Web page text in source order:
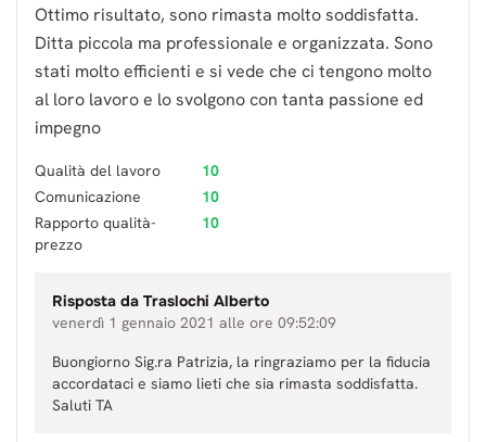
Ottimo risultato, sono rimasta molto soddisfatta.
Ditta piccola ma professionale e organizzata. Sono
stati molto efficienti e si vede che ci tengono molto
al loro lavoro e lo svolgono con tanta passione ed
impegno
Qualità del lavoro
10
Comunicazione
10
Rapporto qualità-
prezzo
10
Risposta da Traslochi Alberto
venerdì 1 gennaio 2021 alle ore 09:52:09
Buongiorno Sig.ra Patrizia, la ringraziamo per la fiducia
accordataci e siamo lieti che sia rimasta soddisfatta.
Saluti TA